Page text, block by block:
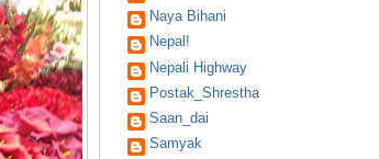
Naya Bihani
Nepal!
Nepali Highway
Postak_Shrestha
Saan_dai
Samyak